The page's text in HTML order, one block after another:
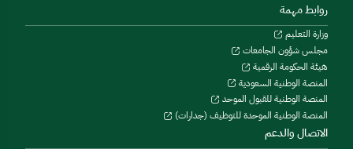
روابط مهمة
وزارة التعليم
مجلس شؤون الجامعات
هيئة الحكومة الرقمية
المنصة الوطنية السعودية
المنصة الوطنية للقبول الموحد
المنصة الوطنية الموحدة للتوظيف (جدارات)
الاتصال والدعم